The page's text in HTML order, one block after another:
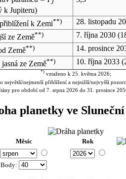
J
k Jupiteru)
k Zemi**) 28. listopadu
ze Země**) 7. října 2030
Země**) 14. prosince
ze Země**) 10. října 2033
*)vztaženo k 25. května 2026;
největší/nejmenší přiblížení a nejnižší/nejvyšší
pro období od 7. srpna 2026 do 31. prosince
planetky ve Sluneční
Měsíc Rok
Body: